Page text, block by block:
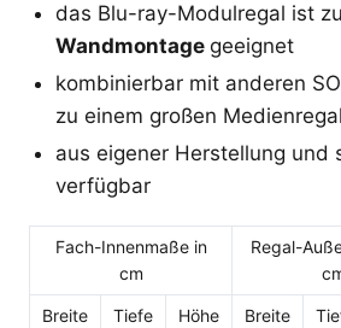
das Blu-ray-Modulregal ist
Wandmontage geeignet
kombinierbar mit anderen
zu einem großen Medienregal
aus eigener Herstellung und
verfügbar
Fach-Innenmaße in
cm
Regal-
Breite
Tiefe Höhe Breite